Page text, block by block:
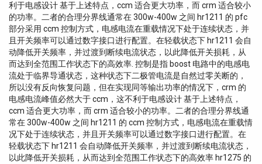
利于电感设计 基于上述特点，ccm 适合更大功率，而 crm 适合较小
的功率。二者的合理分界线通常在 300w-400w 之间 hr1211 的 pfc
部分采用 ccm 控制方式，电感电流在重载情况下处于连续状态，并
且开关频率可以通过数字接口进行配置。在轻载状态下 hr1211 会自
动降低开关频率，并过渡到断续电流状态，以此降低开关损耗，从
而达到全范围工作状态下的高效率. 控制是指 boost 电路中的电感电
流处于临界导通状态，这种状态下二极管电流是自然过零关断的，
所以没有反向恢复问题，但在实现同等输出功率的情况下，crm 的
电感电流峰值必然大于 ccm，这不利于电感设计 基于上述特点，
ccm 适合更大功率，而 crm 适合较小的功率。二者的合理分界线通
常在 300w-400w 之间 hr1211 的 ccm 控制方式，电感电流在重载情
况下处于连续状态，并且开关频率可以通过数字接口进行配置。在
轻载状态下 hr1211 会自动降低开关频率，并过渡到断续电流状态，
以此降低开关损耗，从而达到全范围工作状态下的高效率 hr1275 的